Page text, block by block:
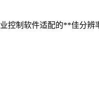
控制软件适配的**佳分